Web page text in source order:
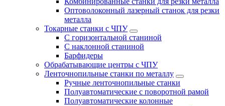
Оптоволоконный лазерный станок для резки
металла
Токарные станки с ЧПУ
С горизонтальной станиной
С наклонной станиной
Барфидеры
Обрабатывающие центры с ЧПУ
Ленточнопильные станки по металлу
Ручные ленточнопильные станки
Полуавтоматические с поворотной рамой
Полуавтоматические колонные